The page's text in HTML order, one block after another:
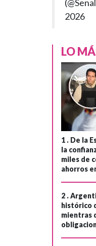
2026
LO
1 . De la
la
miles de
ahorros
2 .
histórico
mientras